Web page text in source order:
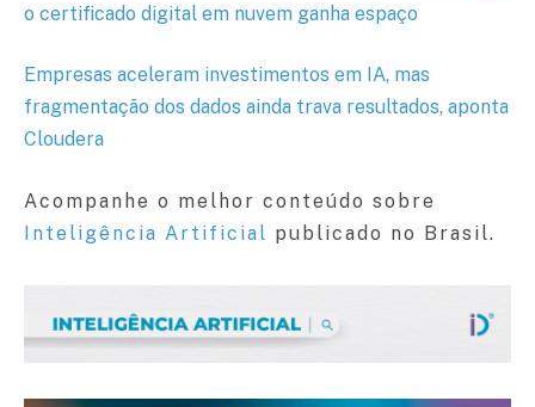
o certificado digital em nuvem ganha espaço
Empresas aceleram investimentos em IA, mas
fragmentação dos dados ainda trava resultados, aponta
Cloudera
Acompanhe o melhor conteúdo sobre
Inteligência Artificial publicado no Brasil.